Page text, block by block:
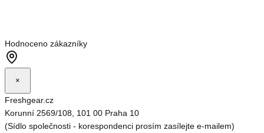
Hodnoceno zákazníky
×
Freshgear.cz
Korunní 2569/108, 101 00 Praha 10
(Sídlo společnosti - korespondenci prosím zasílejte e-mailem)